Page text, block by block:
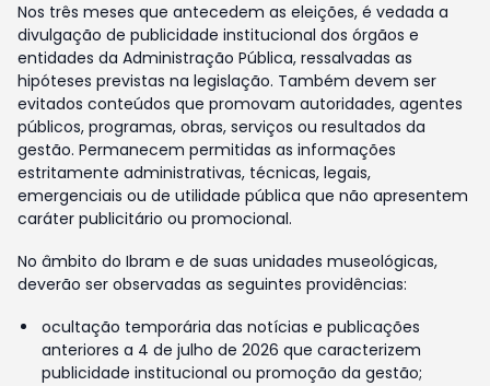
Nos três meses que antecedem as eleições, é vedada a
divulgação de publicidade institucional dos órgãos e
entidades da Administração Pública, ressalvadas as
hipóteses previstas na legislação. Também devem ser
evitados conteúdos que promovam autoridades, agentes
públicos, programas, obras, serviços ou resultados da
gestão. Permanecem permitidas as informações
estritamente administrativas, técnicas, legais,
emergenciais ou de utilidade pública que não apresentem
caráter publicitário ou promocional.
No âmbito do Ibram e de suas unidades museológicas,
deverão ser observadas as seguintes providências:
ocultação temporária das notícias e publicações
anteriores a 4 de julho de 2026 que caracterizem
publicidade institucional ou promoção da gestão;